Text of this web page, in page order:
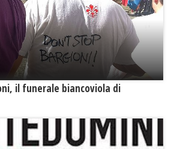
il funerale biancoviola di